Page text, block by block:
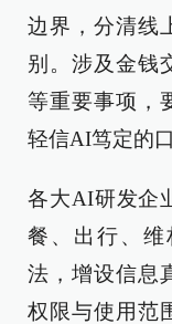
边界，分清线
别。涉及金钱
等重要事项，
轻信AI笃定的
各大AI研发企
餐、出行、
法，增设信息
权限与使用范